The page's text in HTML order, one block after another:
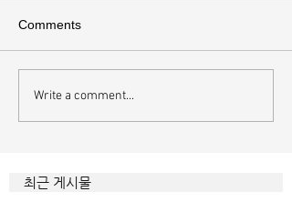
Comments
Write a comment...
최근 게시물